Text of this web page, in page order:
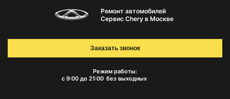
Ремонт автомобилей
Сервис Chery в Москве
Режим работы:
с 9:00 до 21:00 без выходных
Заказать звонок